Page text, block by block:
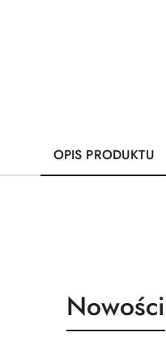
OPIS PRODUKTU
Produkty
o
Nowości
o